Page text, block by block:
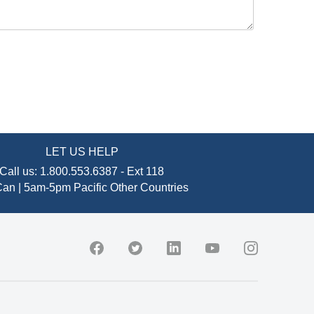
LET US HELP
Call us: 1.800.553.6387 - Ext 118
| 5am-5pm Pacific Other Countries